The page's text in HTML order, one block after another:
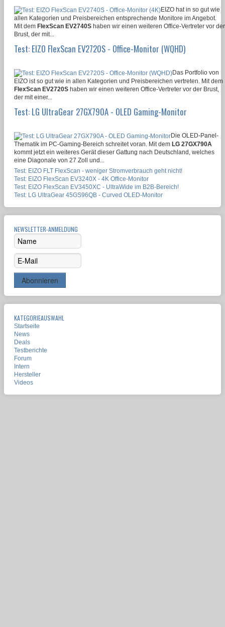
EIZO hat in so gut wie
allen Kategorien und Preisbereichen entsprechende Monitore im Angebot.
Mit dem FlexScan EV2740S haben wir einen weiteren Office-Vertreter vor der
Brust, der mit...
Test: EIZO FlexScan EV2720S - Office-Monitor (WQHD)
Das Portfolio von
EIZO ist so gut wie in allen Kategorien und Preisbereichen vertreten. Mit dem
FlexScan EV2720S haben wir einen weiteren Office-Vertreter vor der Brust,
der mit einer...
Test: LG UltraGear 27GX790A - OLED Gaming-Monitor
Die OLED-Panel-
Thematik im PC-Gaming-Bereich schreitet voran. Mit dem LG 27GX790A
kommt jetzt ein weiteres Gerät dieser Gattung nach Deutschland, welches
eine Diagonale von 27 Zoll und...
Test: EIZO FLT FlexScan - weniger Stromverbrauch geht nicht!
Test: EIZO FlexScan EV3240X - 4K Office-Monitor
Test: EIZO FlexScan EV3450XC - UltraWide im B2B-Bereich!
Test: LG UltraGear 45GS96QB - Curved OLED-Monitor
NEWSLETTER-ANMELDUNG
KATEGORIEAUSWAHL
Startseite
News
Deals
Testberichte
Forum
Intern
Hersteller
Videos